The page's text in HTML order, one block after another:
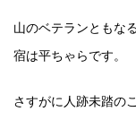
山のベテランともな
宿は平ちゃらです。
さすがに人跡未踏の